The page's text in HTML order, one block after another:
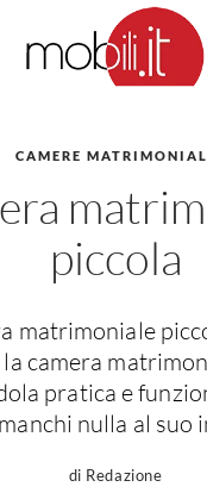
Interne
CAMERE
piccola
matrimoniale
camera
pratica e
nulla al suo
di Redazione